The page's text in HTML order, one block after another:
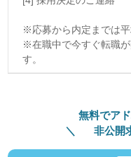
※応募から内定までは平
※在職中で今すぐ転職
す。
無料でア
非公開